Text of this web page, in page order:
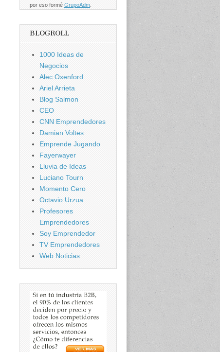
por eso formé GrupoAdm
BLOGROLL
1000 Ideas de
Negocios
Alec Oxenford
Ariel Arrieta
Blog Salmon
CEO
CNN Emprendedores
Damian Voltes
Emprende Jugando
Fayerwayer
Lluvia de Ideas
Luciano Tourn
Momento Cero
Octavio Urzua
Profesores
Emprendedores
Soy Emprendedor
TV Emprendedores
Web Noticias